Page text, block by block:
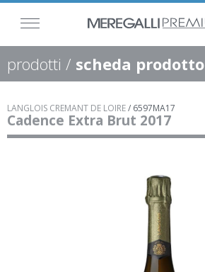
prodotti / scheda prodotto
LANGLOIS CREMANT DE LOIRE/ 6597MA17
Cadence Extra Brut 2017